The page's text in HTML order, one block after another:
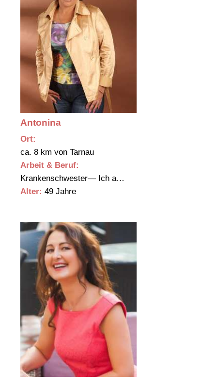
Antonina
Ort:
ca. 8 km von Tarnau
Arbeit & Beruf:
Krankenschwester— Ich a…
Alter: 49 Jahre